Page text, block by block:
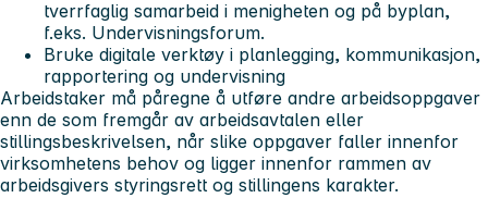
tverrfaglig samarbeid i menigheten og på byplan,
f.eks. Undervisningsforum.
Bruke digitale verktøy i planlegging, kommunikasjon,
rapportering og undervisning
Arbeidstaker må påregne å utføre andre arbeidsoppgaver
enn de som fremgår av arbeidsavtalen eller
stillingsbeskrivelsen, når slike oppgaver faller innenfor
virksomhetens behov og ligger innenfor rammen av
arbeidsgivers styringsrett og stillingens karakter.